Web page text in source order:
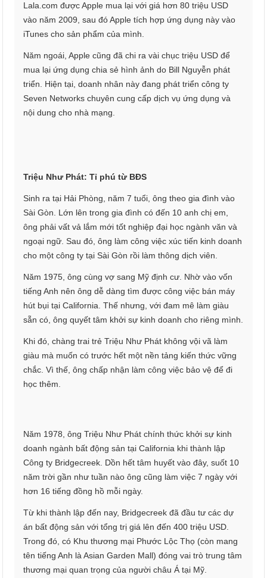
Lala.com được Apple mua lại với giá hơn 80 triệu USD
vào năm 2009, sau đó Apple tích hợp ứng dụng này vào
iTunes cho sản phẩm của mình.
Năm ngoái, Apple cũng đã chi ra vài chục triệu USD để
mua lại ứng dụng chia sẻ hình ảnh do Bill Nguyễn phát
triển. Hiện tại, doanh nhân này đang phát triển công ty
Seven Networks chuyên cung cấp dịch vụ ứng dụng và
nội dung cho nhà mạng.
Triệu Như Phát: Tỉ phú từ BĐS
Sinh ra tại Hải Phòng, năm 7 tuổi, ông theo gia đình vào
Sài Gòn. Lớn lên trong gia đình có đến 10 anh chị em,
ông phải vất vả lắm mới tốt nghiệp đại học ngành văn và
ngoại ngữ. Sau đó, ông làm công việc xúc tiến kinh doanh
cho một công ty tại Sài Gòn rồi làm thông dịch viên.
Năm 1975, ông cùng vợ sang Mỹ định cư. Nhờ vào vốn
tiếng Anh nên ông dễ dàng tìm được công việc bán máy
hút bụi tại California. Thế nhưng, với đam mê làm giàu
sẵn có, ông quyết tâm khởi sự kinh doanh cho riêng mình.
Khi đó, chàng trai trẻ Triệu Như Phát không vội vã làm
giàu mà muốn có trước hết một nền tảng kiến thức vững
chắc. Vì thế, ông chấp nhận làm công việc bảo vệ để đi
học thêm.
Năm 1978, ông Triệu Như Phát chính thức khởi sự kinh
doanh ngành bất động sản tại California khi thành lập
Công ty Bridgecreek. Dồn hết tâm huyết vào đây, suốt 10
năm trời gần như tuần nào ông cũng làm việc 7 ngày với
hơn 16 tiếng đồng hồ mỗi ngày.
Từ khi thành lập đến nay, Bridgecreek đã đầu tư các dự
án bất động sản với tổng trị giá lên đến 400 triệu USD.
Trong đó, có Khu thương mại Phước Lộc Thọ (còn mang
tên tiếng Anh là Asian Garden Mall) đóng vai trò trung tâm
thương mại quan trọng của người châu Á tại Mỹ.